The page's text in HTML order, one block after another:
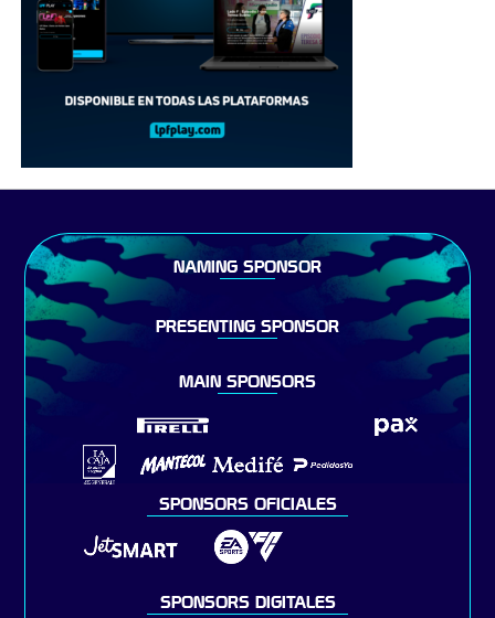
NAMING SPONSOR
PRESENTING SPONSOR
MAIN SPONSORS
SPONSORS OFICIALES
SPONSORS DIGITALES